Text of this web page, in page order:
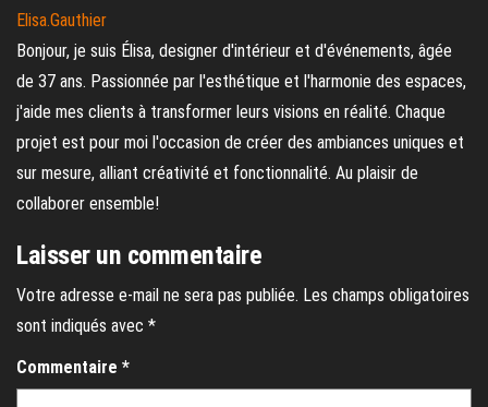
Elisa.Gauthier
Bonjour, je suis Élisa, designer d'intérieur et d'événements, âgée
de 37 ans. Passionnée par l'esthétique et l'harmonie des espaces,
j'aide mes clients à transformer leurs visions en réalité. Chaque
projet est pour moi l'occasion de créer des ambiances uniques et
sur mesure, alliant créativité et fonctionnalité. Au plaisir de
collaborer ensemble!
Laisser un commentaire
Votre adresse e-mail ne sera pas publiée. Les champs obligatoires
sont indiqués avec *
Commentaire *